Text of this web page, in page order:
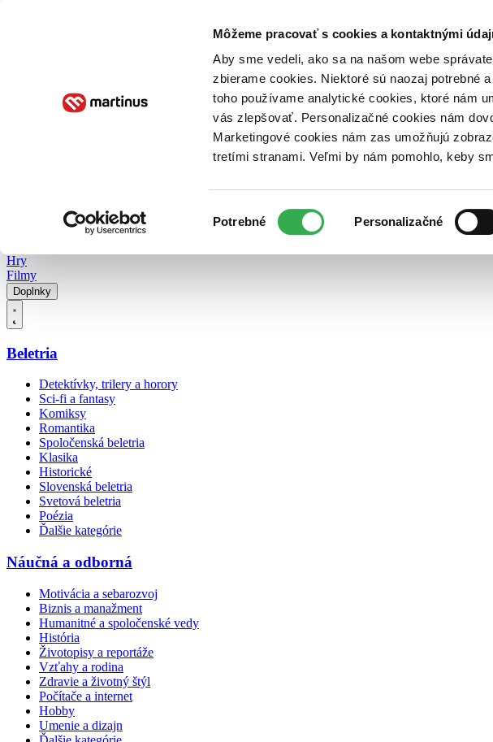
Môžeme pracovať s cookies a kontaktnými
Aby sme vedeli, ako sa na našom webe
zbierame cookies. Niektoré sú naozaj potrebné
toho používame analytické cookies, ktoré nám
vás zlepšovať. Personalizačné cookies nám
Marketingové cookies nám zas umožňujú
tretími stranami. Veľmi by nám pomohlo, keby
súhlasu
Potrebné Personalizačné
Poukážky Kontakt
Hry
Filmy
Doplnky
Beletria
Detektívky, trilery a horory
Sci-fi a fantasy
Komiksy
Romantika
Spoločenská beletria
Klasika
Historické
Slovenská beletria
Svetová beletria
Poézia
Ďalšie kategórie
Náučná a odborná
Motivácia a sebarozvoj
Biznis a manažment
Humanitné a spoločenské vedy
História
Životopisy a reportáže
Vzťahy a rodina
Zdravie a životný štýl
Počítače a internet
Hobby
Umenie a dizajn